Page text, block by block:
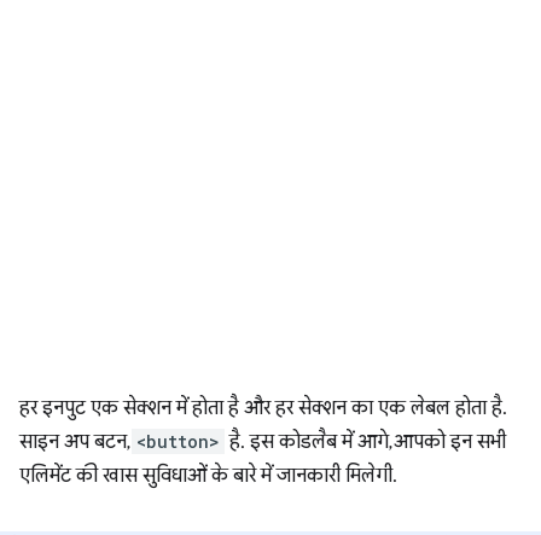
हर इनपुट एक सेक्शन में होता है और हर सेक्शन का एक लेबल होता है.
साइन अप बटन, <button> है. इस कोडलैब में आगे, आपको इन सभी
एलिमेंट की खास सुविधाओं के बारे में जानकारी मिलेगी.